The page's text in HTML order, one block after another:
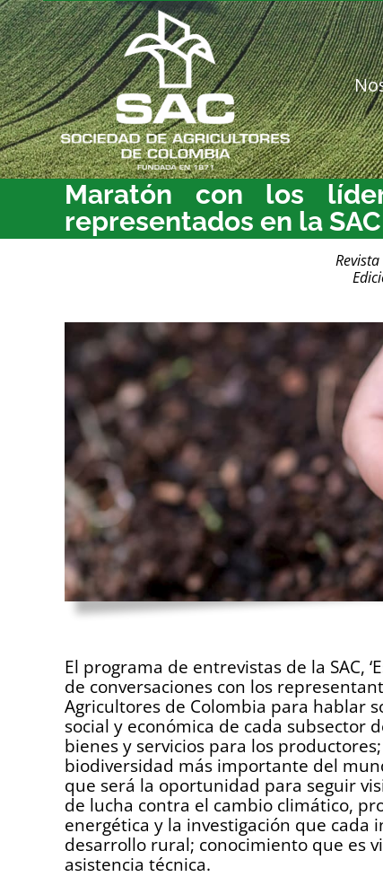
Saltar
al
contenido
Maratón con los
representados en la SAC
El programa de entrevistas de la SAC,
de conversaciones con los
Agricultores de Colombia para hablar
social y económica de cada subsector
bienes y servicios para los
biodiversidad más importante del
que será la oportunidad para seguir
de lucha contra el cambio climático,
energética y la investigación que
desarrollo rural; conocimiento que es
asistencia técnica.